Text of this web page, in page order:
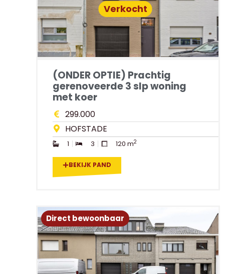
Verkocht
(ONDER OPTIE) Prachtig
gerenoveerde 3 slp woning
met koer
299.000
HOFSTADE
1 3 120 m2
BEKIJK PAND
Direct bewoonbaar